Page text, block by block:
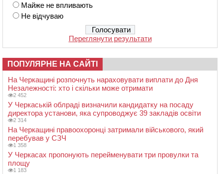
Майже не впливають
Не відчуваю
Переглянути результати
ПОПУЛЯРНЕ НА САЙТІ
На Черкащині розпочнуть нараховувати виплати до Дня
Незалежності: хто і скільки може отримати
2 452
У Черкаській облраді визначили кандидатку на посаду
директора установи, яка супроводжує 39 закладів освіти
2 314
На Черкащині правоохоронці затримали військового, який
перебував у СЗЧ
1 358
У Черкасах пропонують перейменувати три провулки та
площу
1 183